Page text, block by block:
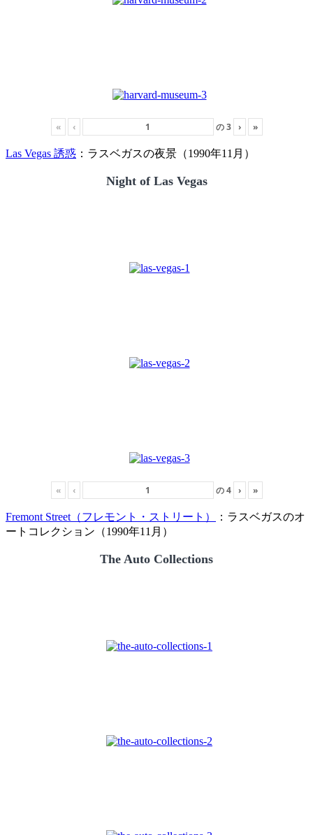
« ‹ の3 › »
Las Vegas 誘惑 ：ラスベガスの夜景（1990年11月）
Night of Las Vegas
« ‹ の4 › »
Fremont Street（フレモント・ストリート）
：ラスベガスのオ
ートコレクション（1990年11月）
The Auto Collections